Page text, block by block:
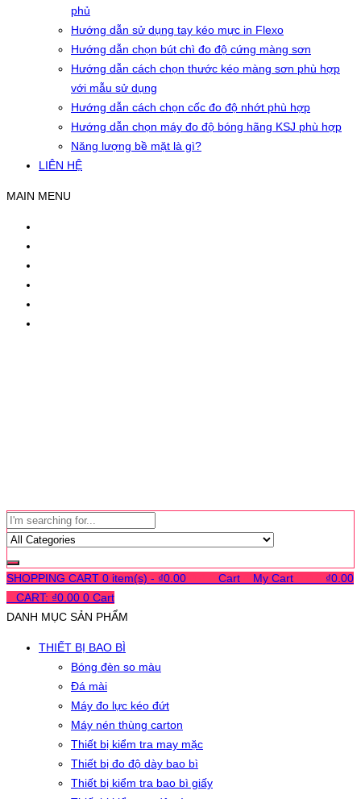
phủ
Hướng dẫn sử dụng tay kéo mực in Flexo
Hướng dẫn chọn bút chì đo độ cứng màng sơn
Hướng dẫn cách chọn thước kéo màng sơn phù hợp
với mẫu sử dụng
Hướng dẫn cách chọn cốc đo độ nhớt phù hợp
Hướng dẫn chọn máy đo độ bóng hãng KSJ phù hợp
Năng lượng bề mặt là gì?
LIÊN HỆ
MAIN MENU
SHOPPING CART 0 item(s) - ₫0.00 Cart My Cart ₫0.00
CART: ₫0.00 0 Cart
DANH MỤC SẢN PHẨM
THIẾT BỊ BAO BÌ
Bóng đèn so màu
Đá mài
Máy đo lực kéo đứt
Máy nén thùng carton
Thiết bị kiểm tra may mặc
Thiết bị đo độ dày bao bì
Thiết bị kiểm tra bao bì giấy